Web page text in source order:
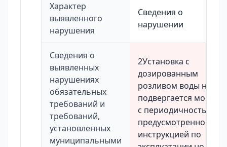
Характер
выявленного
нарушения
Сведения о
нарушении
Сведения о
выявленных
нарушениях
обязательных
требований и
требований,
установленных
муниципальными
2Установка с
дозированным
розливом воды не
подвергается мойке
с периодичностью
предусмотренной
инструкцией по